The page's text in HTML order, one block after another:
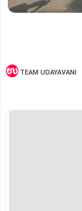
TEAM UDAYAVANI